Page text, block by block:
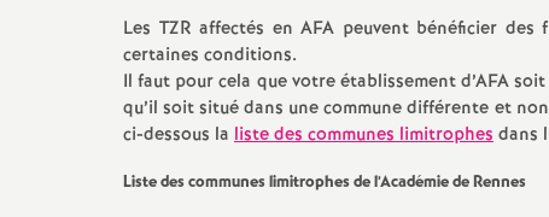
a
l
d
Agir en CA
Lutte contre la
discrimination ; Egalité
homme-femme
Archives 2017 2018
Archives 2016 -2017
Archives 2015 2016
Archives 2014 2015
Les TZR affectés en AFA peuvent bénéficier
certaines conditions.
Il faut pour cela que votre établissement d’AFA
qu’il soit situé dans une commune différente et
ci-dessous la liste des communes limitrophesdans
Liste des communes limitrophes de l’Académie de Rennes